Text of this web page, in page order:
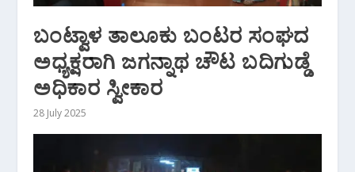
ಬಂಟ್ವಾಳ ತಾಲೂಕು ಬಂಟರ ಸಂಘದ
ಅಧ್ಯಕ್ಷರಾಗಿ ಜಗನ್ನಾಥ ಚೌಟ ಬದಿಗುಡ್ಡೆ
ಅಧಿಕಾರ ಸ್ವೀಕಾರ
28 July 2025